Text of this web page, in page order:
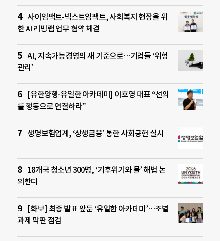
사이임팩트-넥스트임팩트, 사회복지 현장을 위
한 AI 리빙랩 업무 협약 체결
AI, 지속가능경영의 새 기준으로…기업들 ‘위험
관리’
[유한양행-유일한 아카데미] 이호영 대표 “선의
를 행동으로 연결하라”
생명보험업계, ‘상생금융’ 통한 사회공헌 실시
18개국 청소년 300명, ‘기후위기와 물’ 해법 논
의한다
[화보] 최종 발표 앞둔 ‘유일한 아카데미’…조별
과제 막판 점검